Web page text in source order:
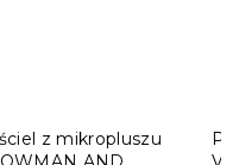
z mikropluszu